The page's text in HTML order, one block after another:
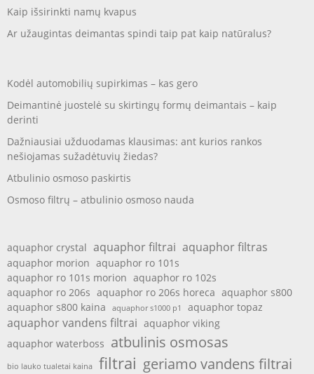
Kaip išsirinkti namų kvapus
Ar užaugintas deimantas spindi taip pat kaip natūralus?
Kodėl automobilių supirkimas – kas gero
Deimantinė juostelė su skirtingų formų deimantais – kaip
derinti
Dažniausiai užduodamas klausimas: ant kurios rankos
nešiojamas sužadėtuvių žiedas?
Atbulinio osmoso paskirtis
Osmoso filtrų – atbulinio osmoso nauda
aquaphor crystal aquaphor filtrai aquaphor filtras
aquaphor morion aquaphor ro 101s
aquaphor ro 101s morion aquaphor ro 102s
aquaphor ro 206s aquaphor ro 206s horeca aquaphor s800
aquaphor s800 kaina
aquaphor s1000 p1 aquaphor topaz
aquaphor vandens filtrai aquaphor viking
aquaphor waterboss atbulinis osmosas
bio lauko tualetai kaina filtrai geriamo vandens filtrai